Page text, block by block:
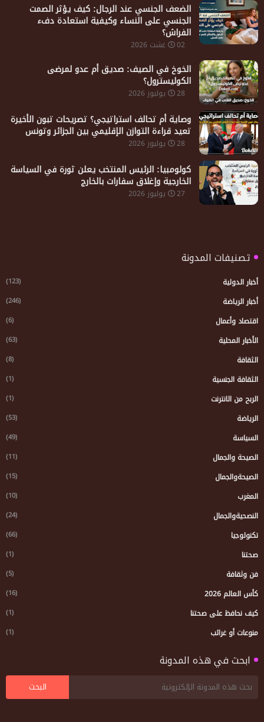
الضعف الجنسي عند الرجال: كيف يؤثر الصمت
الجنسي على النساء وكيفية استعادة دفء
الفراش؟
02 غشت 2026
الخوخ في الصيف: صديق أم عدو لمرضى
الكوليسترول؟
28 يوليوز 2026
​وصاية أم تحالف استراتيجي؟ تصريحات تبون الأخيرة
تعيد قراءة التوازن الإقليمي بين الجزائر وتونس
28 يوليوز 2026
كولومبيا: الرئيس المنتخب يعلن ثورة في السياسة
الخارجية وإغلاق سفارات بالخارج
27 يوليوز 2026
تصنيفات المدونة
أخبار الدولية (123)
أخبار الرياضة (246)
اقتصاد وأعمال (6)
الأخبار المحلية (63)
الثقافة (8)
الثقافة الجنسية (1)
الربح من الانترنت (1)
الرياضة (53)
السياسة (49)
الصيحة والجمال (11)
الصيحةوالجمال (15)
المغرب (10)
النصحيةوالجمال (24)
تكنولوجيا (66)
صحتنا (1)
فن وثقافة (5)
كأس العالم 2026 (16)
كيف نحافظ على صحتنا (1)
منوعات أو غرائب (1)
ابحث في هذه المدونة